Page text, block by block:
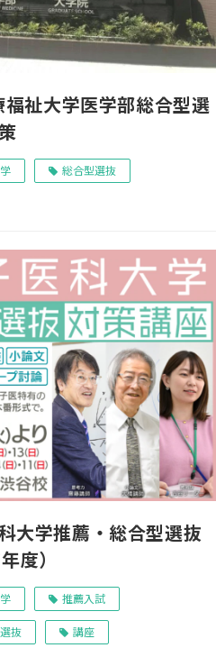
福祉大学医学部総合型選
総合型選抜
大学推薦・総合型選抜
度）
推薦入試
抜 講座